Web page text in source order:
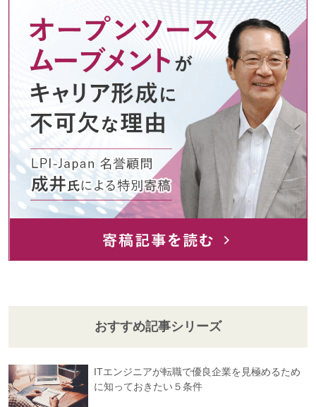
おすすめ記事シリーズ
ITエンジニアが転職で優良企業を見極めるため
に知っておきたい５条件